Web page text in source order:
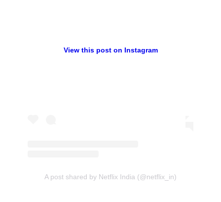
View this post on Instagram
A post shared by Netflix India (@netflix_in)